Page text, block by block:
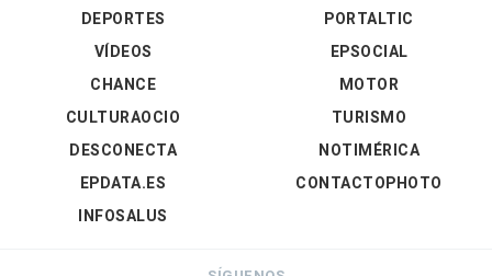
DEPORTES
VÍDEOS
PORTALTIC
EPSOCIAL
CHANCE
CULTURAOCIO
DESCONECTA
EPDATA.ES
INFOSALUS
MOTOR
TURISMO
NOTIMÉRICA
CONTACTOPHOTO